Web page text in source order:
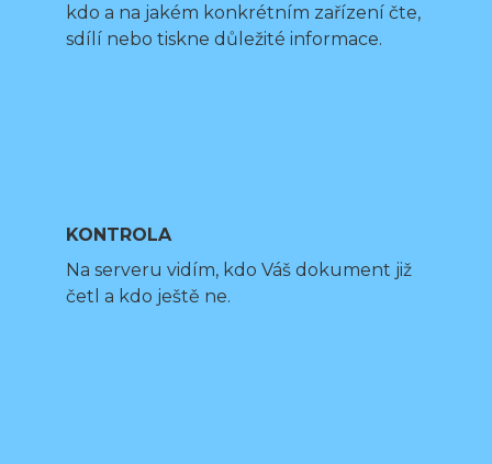
kdo a na jakém konkrétním zařízení čte,
sdílí nebo tiskne důležité informace.
KONTROLA
Na serveru vidím, kdo Váš dokument již
četl a kdo ještě ne.